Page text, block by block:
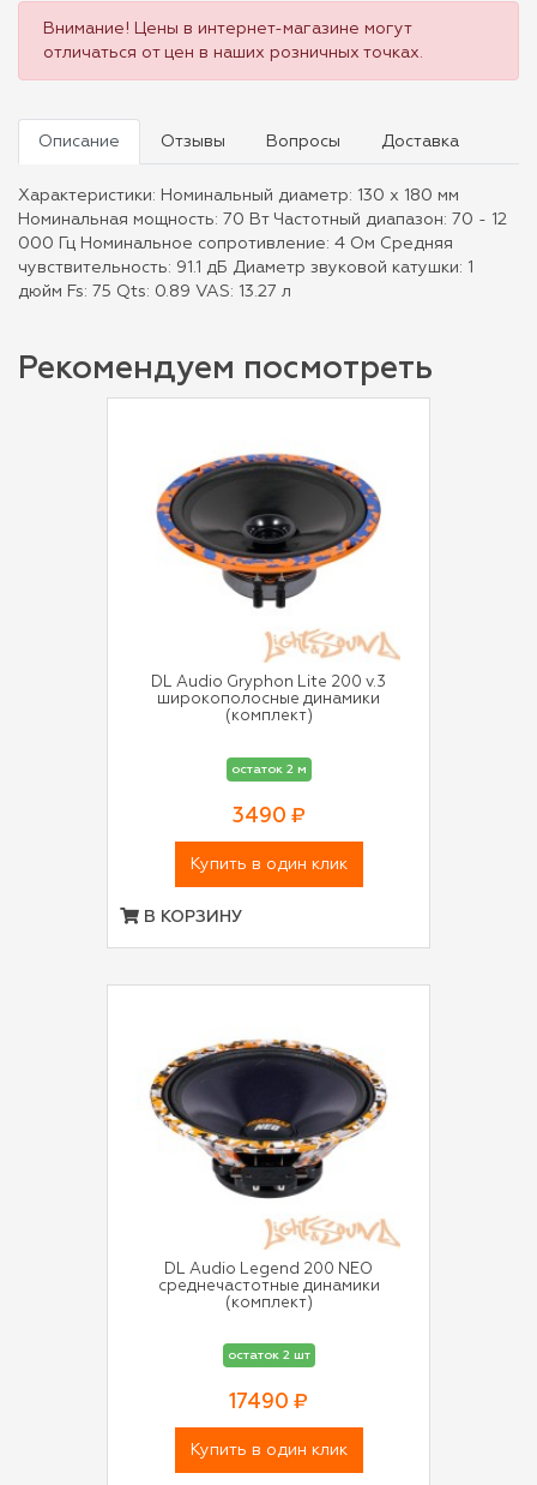
Внимание! Цены в интернет-магазине могут
отличаться от цен в наших розничных точках.
Описание Отзывы Вопросы Доставка
Характеристики: Номинальный диаметр: 130 x 180 мм
Номинальная мощность: 70 Вт Частотный диапазон: 70 - 12
000 Гц Номинальное сопротивление: 4 Ом Средняя
чувствительность: 91.1 дБ Диаметр звуковой катушки: 1
дюйм Fs: 75 Qts: 0.89 VAS: 13.27 л
Рекомендуем посмотреть
DL Audio Gryphon Lite 200 v.3
широкополосные динамики
(комплект)
остаток 2 м
3490 ₽
Купить в один клик
В КОРЗИНУ
DL Audio Legend 200 NEO
среднечастотные динамики
(комплект)
остаток 2 шт
17490 ₽
Купить в один клик